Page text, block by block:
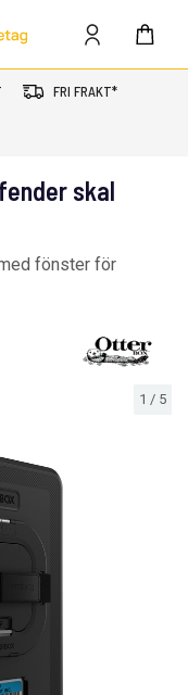
FRI FRAKT*
1 / 5
skal
fönster för